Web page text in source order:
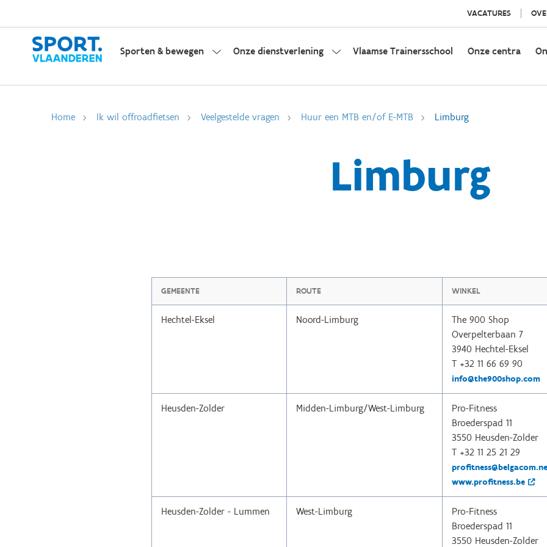
VACATURES
Sporten & bewegen Onze dienstverlening Vlaamse Trainersschool Onze centra
Home Ik wil offroadfietsen Veelgestelde vragen Huur een MTB en/of E-MTB Limburg
Limburg
GEMEENTE ROUTE WINKEL
Hechtel-Eksel Noord-Limburg
The 900 Shop
Overpelterbaan 7
3940 Hechtel-Eksel
T +32 11 66 69 90
info@the900shop.com
Heusden-Zolder Midden-Limburg/West-Limburg
Pro-Fitness
Broederspad 11
3550 Heusden-Zolder
T +32 11 25 21 29
www.profitness.be
Heusden-Zolder - Lummen West-Limburg
Pro-Fitness
Broederspad 11
3550 Heusden-Zolder